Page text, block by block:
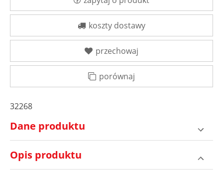
koszty dostawy
przechowaj
porównaj
32268
Dane produktu
Opis produktu